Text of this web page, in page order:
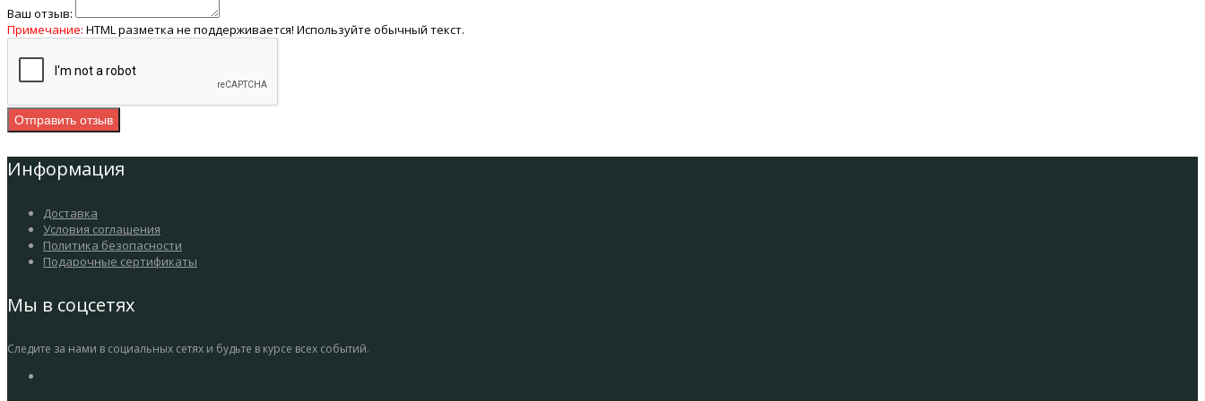
Ваш отзыв:
Примечание: HTML разметка не поддерживается! Используйте обычный текст.
Отправить отзыв
Информация
Доставка
Условия соглашения
Политика безопасности
Подарочные сертификаты
Мы в соцсетях
Следите за нами в социальных сетях и будьте в курсе всех событий.